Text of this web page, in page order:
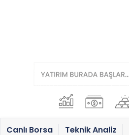
Canlı Borsa Teknik Analiz